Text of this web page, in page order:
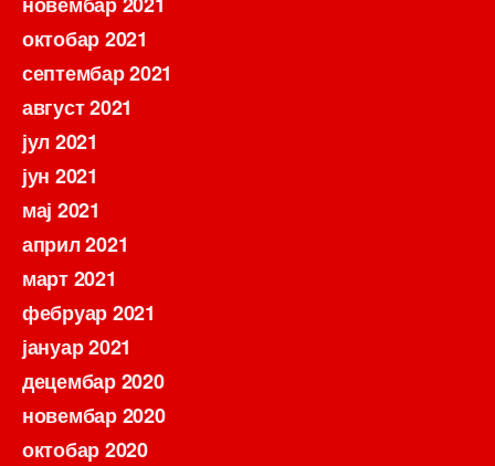
октобар 2021
септембар 2021
август 2021
јул 2021
јун 2021
мај 2021
април 2021
март 2021
фебруар 2021
јануар 2021
децембар 2020
новембар 2020
октобар 2020